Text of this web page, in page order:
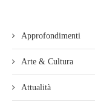
Approfondimenti
Arte & Cultura
Attualità